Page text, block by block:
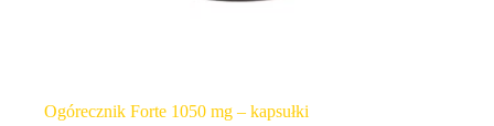
Ogórecznik Forte 1050 mg – kapsułki